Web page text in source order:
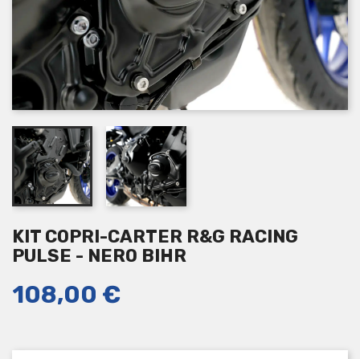
KIT COPRI-CARTER R&G RACING
PULSE - NERO BIHR
108,00 €